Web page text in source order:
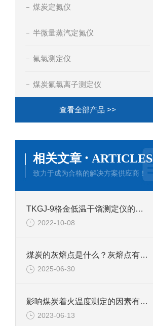
煤炭定氮仪
半微量蒸汽定氮仪
氟氯测定仪
煤炭氟氯离子测定仪
查看全部产品 >>
相关文章 · ARTICLES
致力于成为合格的解决方案供应商！
TKGJ-9格金低温干馏测定仪的产品介绍
2022-10-08
煤炭的灰熔点是什么？灰熔点有哪些特征？
2025-06-30
影响煤炭着火温度测定的因素有哪些
2023-06-13